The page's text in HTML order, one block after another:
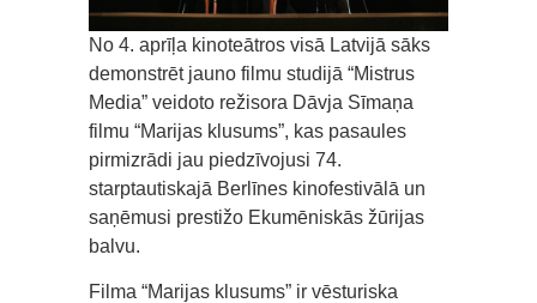
No 4. aprīļa kinoteātros visā Latvijā sāks
demonstrēt jauno filmu studijā “Mistrus
Media” veidoto režisora Dāvja Sīmaņa
filmu “Marijas klusums”, kas pasaules
pirmizrādi jau piedzīvojusi 74.
starptautiskajā Berlīnes kinofestivālā un
saņēmusi prestižo Ekumēniskās žūrijas
balvu.
Filma “Marijas klusums” ir vēsturiska